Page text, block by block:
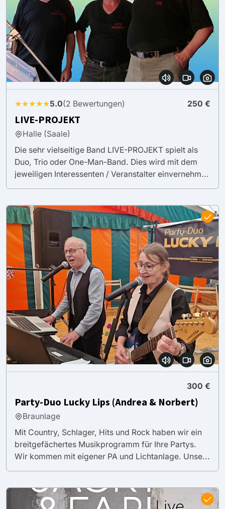
★★★★★5.0(2 Bewertungen) 250 €
LIVE-PROJEKT
Halle (Saale)
Die sehr vielseitige Band LIVE-PROJEKT spielt als
Duo, Trio oder One-Man-Band. Dies wird mit dem
jeweiligen Interessenten / Veranstalter einvernehm...
300 €
Party-Duo Lucky Lips (Andrea & Norbert)
Braunlage
Mit Country, Schlager, Hits und Rock haben wir ein
breitgefächertes Musikprogramm für Ihre Partys.
Wir kommen mit eigener PA und Lichtanlage. Unse...